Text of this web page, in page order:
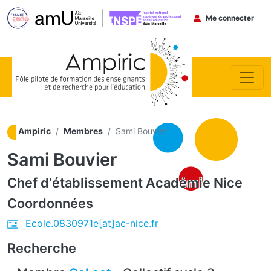
Menu du
Me connecter
Ampiric Membres Sami Bouvier
Sami Bouvier
Chef d'établissement Académie Nice
Coordonnées
Ecole.0830971e[at]ac-nice.fr
Recherche